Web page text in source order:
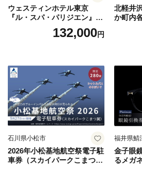
ウェスティンホテル東京
『ル・スパ・パリジエン』選
べるボディセラピー90分/1名
132,000円
北軽井
か町内
原町ふ
円分）
石川県小松市
2026年小松基地航空祭電子駐
車券（スカイパークこまつ
福井県鯖
金子眼
るメガ